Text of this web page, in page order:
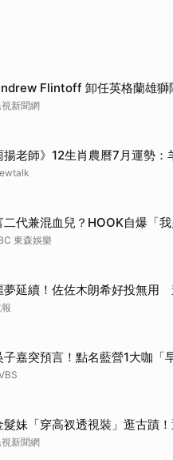
Flintoff 卸任英格蘭雄
視新聞網
揚老師》12生肖農曆7月運勢
二代兼混血兒？HOOK自爆「
東森娛樂
夢延續！佐佐木朗希好投無用
子嘉突預言！點名藍營1大咖
髮妹「穿高衩透視裝」逛古蹟
視新聞網